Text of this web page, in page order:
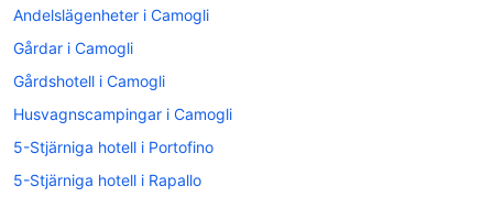
Andelslägenheter i Camogli
Gårdar i Camogli
Gårdshotell i Camogli
Husvagnscampingar i Camogli
5-Stjärniga hotell i Portofino
5-Stjärniga hotell i Rapallo